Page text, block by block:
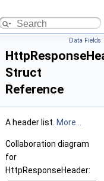
Data Fields
Struct
Reference
A header list. More...
Collaboration diagram
for
HttpResponseHeader: